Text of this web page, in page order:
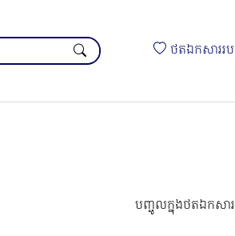
ថតឯកសាររ
បញ្ចូលក្នុងថតឯកសា